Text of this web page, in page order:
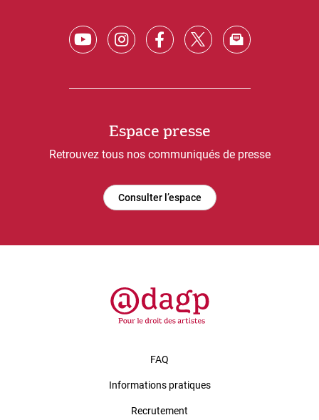
Espace presse
Retrouvez tous nos communiqués de presse
Consulter l’espace
FAQ
Informations pratiques
Recrutement